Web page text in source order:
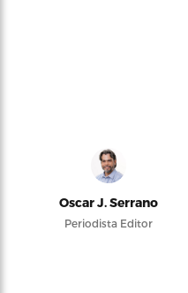
Oscar J. Serrano
Periodista Editor